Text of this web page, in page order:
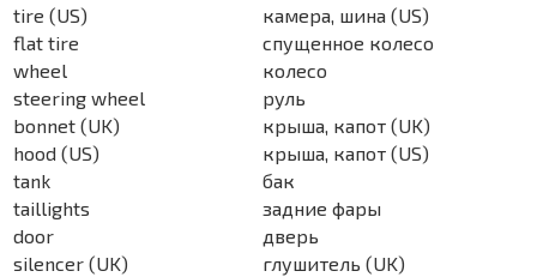
tire (US)
камера, шина (US)
flat tire
спущенное колесо
wheel
колесо
steering wheel
руль
bonnet (UK)
крыша, капот (UK)
hood (US)
крыша, капот (US)
tank
бак
taillights
задние фары
door
дверь
silencer (UK)
глушитель (UK)